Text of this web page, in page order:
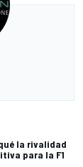
la rivalidad
para la F1